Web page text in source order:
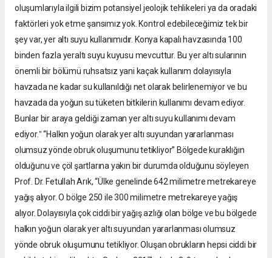
oluşumlarıyla ilgili bizim potansiyel jeolojik tehlikeleri ya da oradaki
faktörleri yok etme şansımız yok. Kontrol edebileceğimiz tek bir
şey var, yer altı suyu kullanımıdır. Konya kapalı havzasında 100
binden fazla yeraltı suyu kuyusu mevcuttur. Bu yer altı sularının
önemli bir bölümü ruhsatsız yani kaçak kullanım dolayısıyla
havzada ne kadar su kullanıldığı net olarak belirlenemiyor ve bu
havzada da yoğun su tüketen bitkilerin kullanımı devam ediyor.
Bunlar bir araya geldiği zaman yer altı suyu kullanımı devam
ediyor.ˮ “Halkın yoğun olarak yer altı suyundan yararlanması
olumsuz yönde obruk oluşumunu tetikliyor” Bölgede kuraklığın
olduğunu ve çöl şartlarına yakın bir durumda olduğunu söyleyen
Prof. Dr. Fetullah Arık, “Ülke genelinde 642 milimetre metrekareye
yağış alıyor. O bölge 250 ile 300 milimetre metrekareye yağış
alıyor. Dolayısıyla çok ciddi bir yağış azlığı olan bölge ve bu bölgede
halkın yoğun olarak yer altı suyundan yararlanması olumsuz
yönde obruk oluşumunu tetikliyor. Oluşan obrukların hepsi ciddi bir